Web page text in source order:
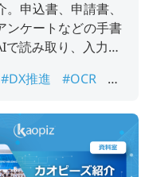
。申込書、申請書、
ンケートなどの手書
で読み取り、入力工
ビス案内資料です。
#DX推進 #OCR
#
化